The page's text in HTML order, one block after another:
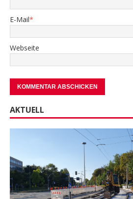
E-Mail*
Webseite
AKTUELL